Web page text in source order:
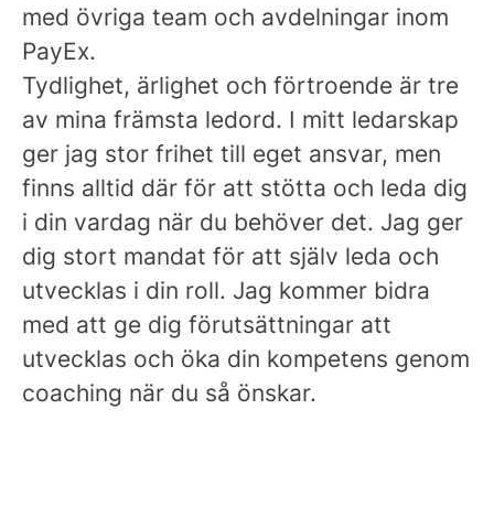
med övriga team och avdelningar inom
PayEx.
Tydlighet, ärlighet och förtroende är tre
av mina främsta ledord. I mitt ledarskap
ger jag stor frihet till eget ansvar, men
finns alltid där för att stötta och leda dig
i din vardag när du behöver det. Jag ger
dig stort mandat för att själv leda och
utvecklas i din roll. Jag kommer bidra
med att ge dig förutsättningar att
utvecklas och öka din kompetens genom
coaching när du så önskar.